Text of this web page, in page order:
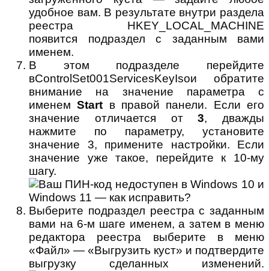
удобное вам. В результате внутри раздела
реестра HKEY_LOCAL_MACHINE
появится подраздел с заданным вами
именем.
В этом подразделе перейдите
вControlSet001ServicesKeyIsoи обратите
внимание на значение параметра с
именемStart в правой панели. Если его
значение отличается от3, дважды
нажмите по параметру, установите
значение 3, примените настройки. Если
значение уже такое, перейдите к 10-му
шагу.
Выберите подраздел реестра с заданным
вами на 6-м шаге именем, а затем в меню
редактора реестра выберите в меню
«Файл» — «Выгрузить куст» и подтвердите
выгрузку сделанных изменений.